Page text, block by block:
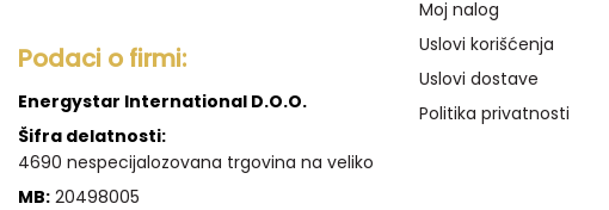
Podaci o firmi:
Energystar International D.O.O.
Šifra delatnosti:
4690 nespecijalozovana trgovina na veliko
MB: 20498005
Moj nalog
Uslovi korišćenja
Uslovi dostave
Politika privatnosti